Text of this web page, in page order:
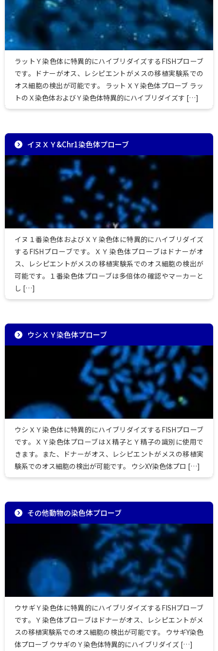
ラットＹ染色体に特異的にハイブリダイズするFISHプローブ
です。ドナーがオス、レシピエントがメスの移植実験系での
オス細胞の検出が可能です。 ラットＸＹ染色体プローブ ラッ
トのＸ染色体およびＹ染色体特異的にハイブリダイズす […]
イヌＸＹ&Chr1染色体プローブ
イヌ１番染色体およびＸＹ染色体に特異的にハイブリダイズ
するFISHプローブです。ＸＹ染色体プローブはドナーがオ
ス、レシピエントがメスの移植実験系でのオス細胞の検出が
可能です。１番染色体プローブは多倍体の確認やマーカーと
し […]
ウシＸＹ染色体プローブ
ウシＸＹ染色体に特異的にハイブリダイズするFISHプローブ
です。ＸＹ染色体プローブはＸ精子とＹ精子の識別に使用で
きます。また、ドナーがオス、レシピエントがメスの移植実
験系でのオス細胞の検出が可能です。 ウシXY染色体プロ […]
その他動物の染色体プローブ
ウサギＹ染色体に特異的にハイブリダイズするFISHプローブ
です。Ｙ染色体プローブはドナーがオス、レシピエントがメ
スの移植実験系でのオス細胞の検出が可能です。 ウサギY染色
体プローブ ウサギのＹ染色体特異的にハイブリダイズ […]